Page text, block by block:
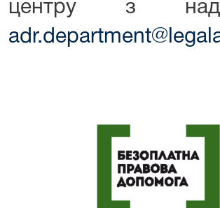
центру з